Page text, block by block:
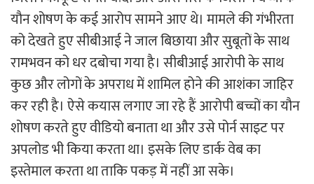
यौन शोषण के कई आरोप सामने आए थे। मामले की गंभीरता
को देखते हुए सीबीआई ने जाल बिछाया और सुबूतों के साथ
रामभवन को धर दबोचा गया है। सीबीआई आरोपी के साथ
कुछ और लोगों के अपराध में शामिल होने की आशंका जाहिर
कर रही है। ऐसे कयास लगाए जा रहे हैं आरोपी बच्चों का यौन
शोषण करते हुए वीडियो बनाता था और उसे पोर्न साइट पर
अपलोड भी किया करता था। इसके लिए डार्क वेब का
इस्तेमाल करता था ताकि पकड़ में नहीं आ सके।